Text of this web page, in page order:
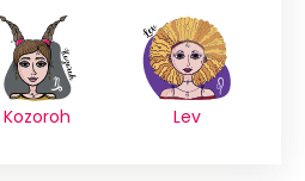
Kozoroh Lev